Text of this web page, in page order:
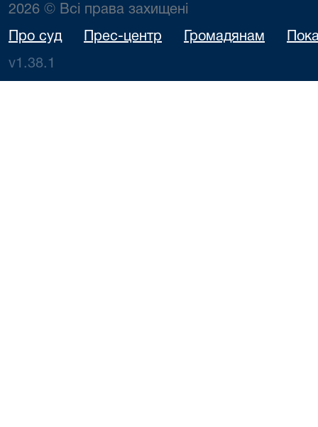
2026 © Всі права захищені
Про суд Прес-центр Громадянам
v1.38.1